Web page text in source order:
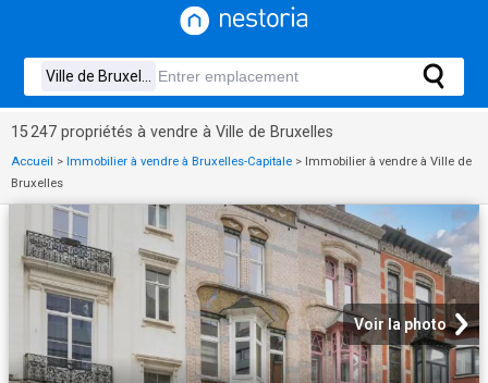
15 247 propriétés à vendre à Ville de Bruxelles
Accueil > Immobilier à vendre à Bruxelles-Capitale > Immobilier à vendre à Ville de
Bruxelles
Voir la photo